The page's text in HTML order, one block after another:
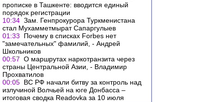
прописке в Ташкенте: вводится единый
порядок регистрации
10:34 Зам. Генпрокурора Туркменистана
стал Мухамметмырат Сапаргулыев
01:33
Почему в списках Forbes нет
"замечательных" фамилий, - Андрей
Школьников
00:57 О маршрутах наркотранзита через
страны Центральной Азии, - Владимир
Прохватилов
00:05 ВС РФ начали битву за контроль над
излучиной Волчьей на юге Донбасса –
итоговая сводка Readovka за 10 июля